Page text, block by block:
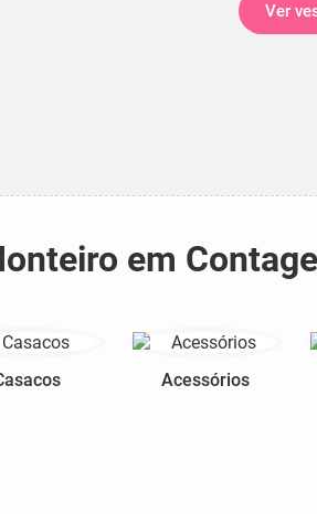
Ver
em
Acessórios